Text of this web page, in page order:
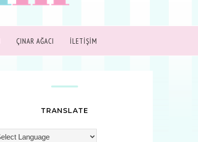
ÇINAR AĞACI İLETİŞİM
TRANSLATE